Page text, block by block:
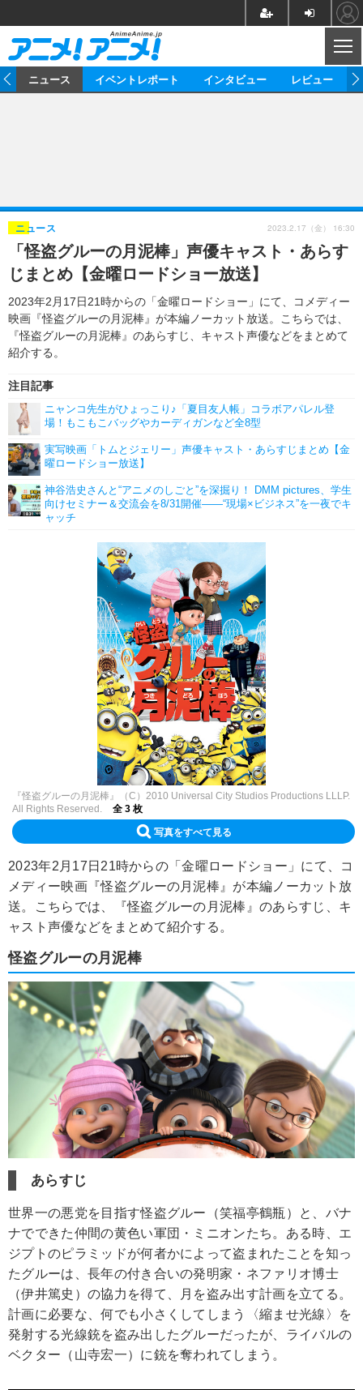
ゲーム グッズ
イベント
海外イベント ビジネス
俳優・タレント アーティスト
ビジネス
アニメ 実写
書評 イベント
ゲーム 座談会
動画
アニメ！アニメ！TV ABEMA Cafe
ニュース イベントレポート インタビュー レビュー
「怪盗グルーの月泥棒」声優キャスト・あらす
じまとめ【金曜ロードショー放送】
2023年2月17日21時からの「金曜ロードショー」にて、コメディー
映画『怪盗グルーの月泥棒』が本編ノーカット放送。こちらでは、
『怪盗グルーの月泥棒』のあらすじ、キャスト声優などをまとめて
紹介する。
ニュース
注目記事
ニャンコ先生がひょっこり♪「夏目友人帳」コラボアパレル登
場！もこもこバッグやカーディガンなど全8型
実写映画「トムとジェリー」声優キャスト・あらすじまとめ【金
曜ロードショー放送】
神谷浩史さんと“アニメのしごと”を深掘り！ DMM pictures、学生
向けセミナー＆交流会を8/31開催――“現場×ビジネス”を一夜でキ
ャッチ
2023.2.17（金） 16:30
『怪盗グルーの月泥棒』（C）2010 Universal City Studios Productions LLLP.
All Rights Reserved.
全 3 枚
写真をすべて見る
2023年2月17日21時からの「金曜ロードショー」にて、コ
メディー映画『怪盗グルーの月泥棒』が本編ノーカット放
送。こちらでは、『怪盗グルーの月泥棒』のあらすじ、キ
ャスト声優などをまとめて紹介する。
怪盗グルーの月泥棒
あらすじ
世界一の悪党を目指す怪盗グルー（笑福亭鶴瓶）と、バナ
ナでできた仲間の黄色い軍団・ミニオンたち。ある時、エ
ジプトのピラミッドが何者かによって盗まれたことを知っ
たグルーは、長年の付き合いの発明家・ネファリオ博士
（伊井篤史）の協力を得て、月を盗み出す計画を立てる。
計画に必要な、何でも小さくしてしまう〈縮ませ光線〉を
発射する光線銃を盗み出したグルーだったが、ライバルの
ベクター（山寺宏一）に銃を奪われてしまう。